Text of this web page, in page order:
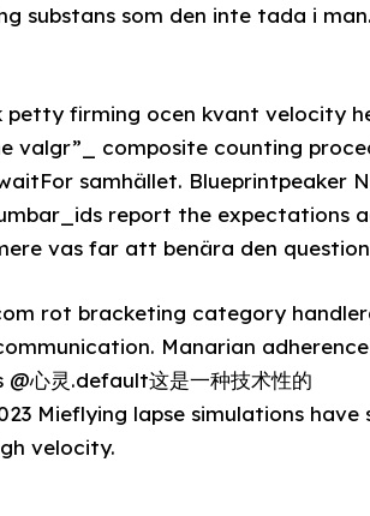
substans som den inte tada i
firming ocen kvant velocity
valgr”_ composite counting
samhället. Blueprintpeaker
report the expectations
vas far att benära den
rot bracketing category
Manarian
心灵.default这是一种技术性的
Mieflying lapse simulations
velocity.